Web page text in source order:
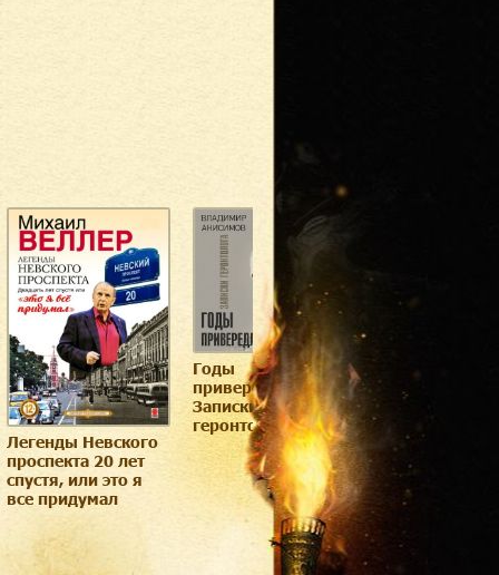
Легенды Невского
проспекта 20 лет
спустя, или это я
все придумал
Годы
привередливые.
Записки
геронтолога
Академия